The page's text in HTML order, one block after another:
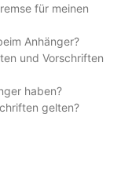
für meinen
Anhänger?
und Vorschriften
haben?
gelten?